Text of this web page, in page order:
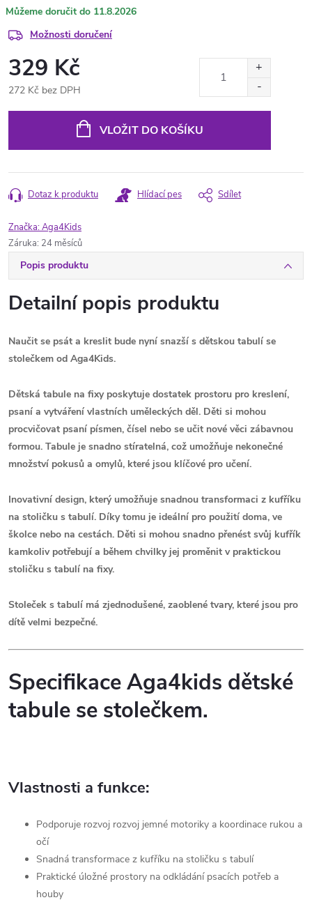
11.8.2026
Možnosti doručení
329 Kč
272 Kč bez DPH
VLOŽIT DO KOŠÍKU
Dotaz k produktu Hlídací pes Sdílet
Značka:Aga4Kids
Záruka: 24 měsíců
Popis produktu
Detailní popis produktu
Naučit se psát a kreslit bude nyní snazší s dětskou tabulí se
stolečkem od Aga4Kids.
Dětská tabule na fixy poskytuje dostatek prostoru pro kreslení,
psaní a vytváření vlastních uměleckých děl. Děti si mohou
procvičovat psaní písmen, čísel nebo se učit nové věci zábavnou
formou. Tabule je snadno stíratelná, což umožňuje nekonečné
množství pokusů a omylů, které jsou klíčové pro učení.
Inovativní design, který umožňuje snadnou transformaci z kufříku
na stoličku s tabulí. Díky tomu je ideální pro použití doma, ve
školce nebo na cestách. Děti si mohou snadno přenést svůj kufřík
kamkoliv potřebují a během chvilky jej proměnit v praktickou
stoličku s tabulí na fixy.
Stoleček s tabulí má zjednodušené, zaoblené tvary, které jsou pro
dítě velmi bezpečné.
Specifikace Aga4kids dětské
tabule se stolečkem.
Vlastnosti a funkce:
Podporuje rozvoj rozvoj jemné motoriky a koordinace rukou a
očí
Snadná transformace z kufříku na stoličku s tabulí
Praktické úložné prostory na odkládání psacích potřeb a
houby